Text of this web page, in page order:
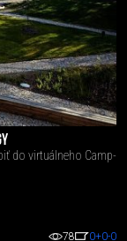
do virtuálneho Camp-
78 0+0-0